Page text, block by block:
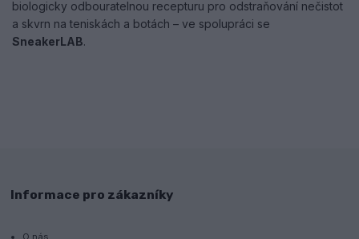
biologicky odbouratelnou recepturu pro odstraňování nečistot
a skvrn na teniskách a botách – ve spolupráci se
SneakerLAB.
Informace pro zákazníky